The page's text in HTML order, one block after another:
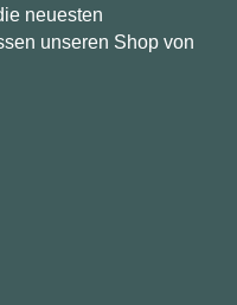
neuesten
unseren Shop von